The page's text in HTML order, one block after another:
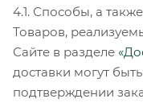
4.1. Способы, а
Товаров,
Сайте в разделе
доставки могут
подтверждении